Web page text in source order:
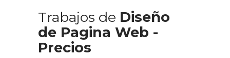
Trabajos de Diseño
de Pagina Web -
Precios